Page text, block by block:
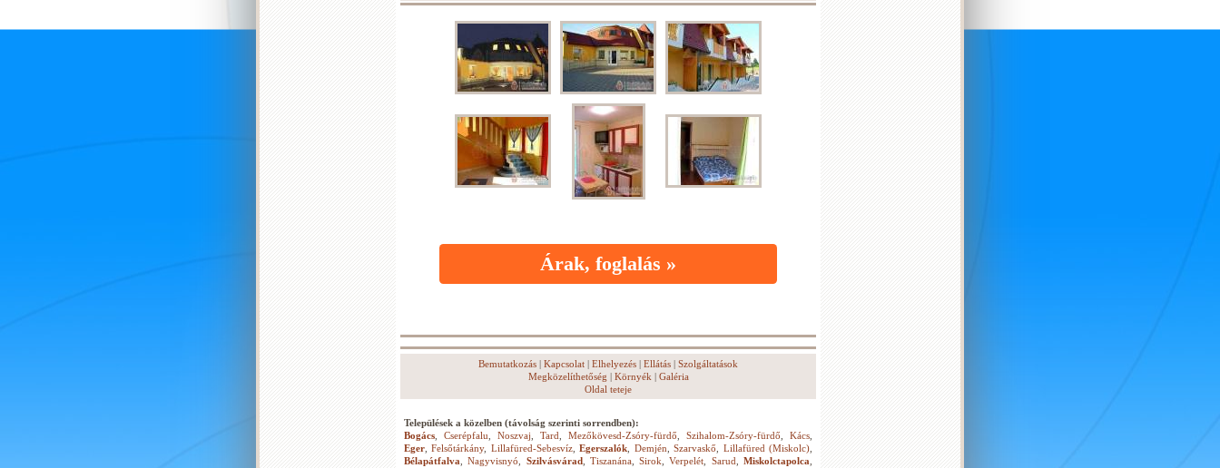
Árak, foglalás »
Bemutatkozás | Kapcsolat | Elhelyezés | Ellátás | Szolgáltatások
Megközelíthetőség | Környék | Galéria
Oldal teteje
Települések a közelben (távolság szerinti sorrendben):
Bogács
Cserépfalu Noszvaj Tard Mezőkövesd-Zsóry-fürdő Szihalom-Zsóry-fürdő Kács
Eger ,Felsőtárkány, Lillafüred-Sebesvíz,Egerszalók Demjén ,Szarvaskő Lillafüred (Miskolc)
Bélapátfalva ,Nagyvisnyó Szilvásvárad, Tiszanána,Sirok ,Verpelét Sarud ,Miskolctapolca